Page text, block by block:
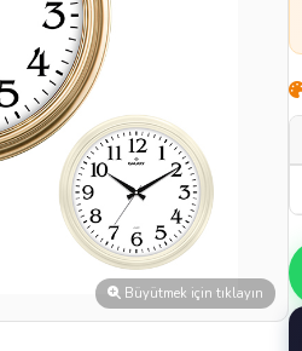
Büyütmek için tıklayın